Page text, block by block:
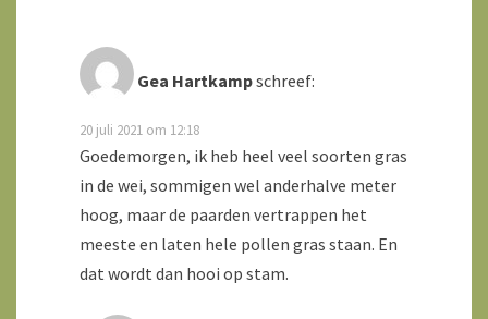
Gea Hartkampschreef:
20 juli 2021 om 12:18
Goedemorgen, ik heb heel veel soorten gras
in de wei, sommigen wel anderhalve meter
hoog, maar de paarden vertrappen het
meeste en laten hele pollen gras staan. En
dat wordt dan hooi op stam.